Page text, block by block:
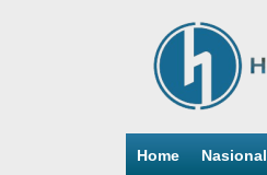
Home Nasional